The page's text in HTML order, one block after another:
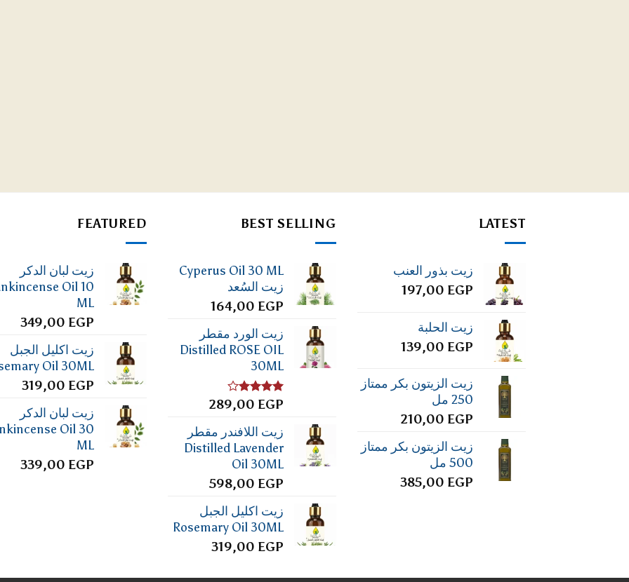
LATEST
زيت بذور العنب
197,00 EGP
زيت الحلبة
139,00 EGP
زيت الزيتون بكر ممتاز
250 مل
210,00 EGP
زيت الزيتون بكر ممتاز
500 مل
385,00 EGP
BEST SELLING
Cyperus Oil 30 ML
زيت السُعد
164,00 EGP
زيت الورد مقطر
Distilled ROSE OIL
30ML
تم
من
5
289,00 EGP
زيت اللافندر مقطر
Distilled Lavender
Oil 30ML
598,00 EGP
زيت اكليل الجبل
Rosemary Oil 30ML
319,00 EGP
FEATURED
زيت لبان الدكر
Oil 10
ML
349,00 EGP
زيت اكليل الجبل
Oil 30ML
319,00 EGP
زيت لبان الدكر
Oil 30
ML
339,00 EGP